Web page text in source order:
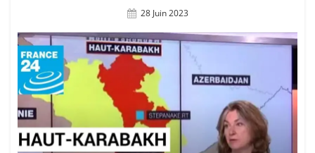
Posted
28 Juin 2023